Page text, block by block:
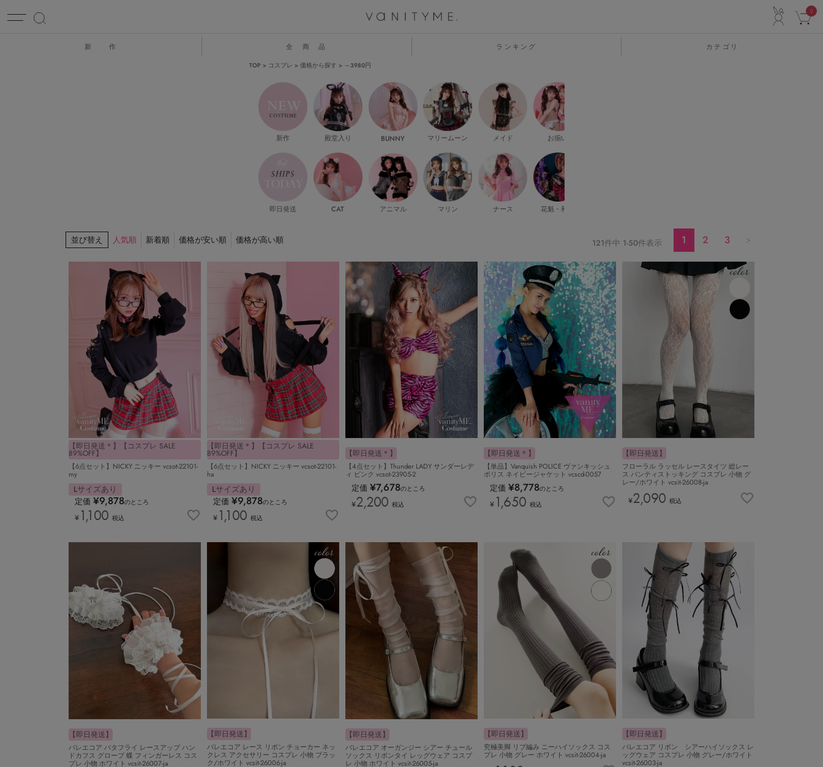
0
新 作 全 商 品 ランキング カテゴリ
TOP コスプレ 価格から探す ～3980円
新作
即日発送
殿堂入り
CAT
BUNNY
アニマル
マリームーン
マリン
メイド
ナース
お揃い
花魁・和柄
並び替え 人気順 新着順 価格が安い順 価格が高い順 121件中 1-50件表示 1 2 3
【即日発送＊】【コスプレ SALE
89%OFF】
【6点セット】NICKY ニッキー vcsot-22101-
my
Lサイズあり
定価 ¥9,878のところ
¥ 1,100 税込
【即日発送＊】【コスプレ SALE
89%OFF】
【6点セット】NICKY ニッキー vcsot-22101-
ha
Lサイズあり
定価 ¥9,878のところ
¥ 1,100 税込
【即日発送＊】
【4点セット】Thunder LADY サンダーレデ
ィ ピンク vcsot-23905-2
定価 ¥7,678のところ
¥2,200 税込
【即日発送＊】
【単品】Vanquish POLICE ヴァンキッシュ
ポリス ネイビージャケット vcscd-0057
定価 ¥8,778のところ
¥ 1,650 税込
【即日発送】
フローラル ラッセル レースタイツ 総レー
ス パンティストッキング コスプレ 小物 グ
レー/ホワイト vcsit-26008-ja
¥2,090 税込
【即日発送】
バレエコア バタフライ レースアップ ハン
ドカフス グローブ 蝶 フィンガーレス コス
プレ 小物 ホワイト vcsit-26007-ja
【即日発送】
バレエコア レース リボン チョーカー ネッ
クレス アクセサリー コスプレ 小物 ブラッ
ク/ホワイト vcsit-26006-ja
【即日発送】
バレエコア オーガンジー シアー チュール
ソックス リボンタイ レッグウェア コスプ
レ 小物 ホワイト vcsit-26005-ja
【即日発送】
究極美脚 リブ編み ニーハイソックス コス
プレ 小物 グレー ホワイト vcsit-26004-ja
【即日発送】
バレエコア リボン シアーハイソックス レ
ッグウェア コスプレ 小物 グレー/ホワイト
vcsit-26003-ja